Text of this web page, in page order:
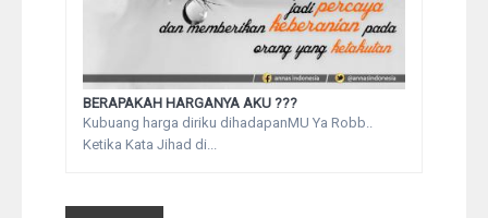
BERAPAKAH HARGANYA AKU ???
Kubuang harga diriku dihadapanMU Ya Robb..
Ketika Kata Jihad di...